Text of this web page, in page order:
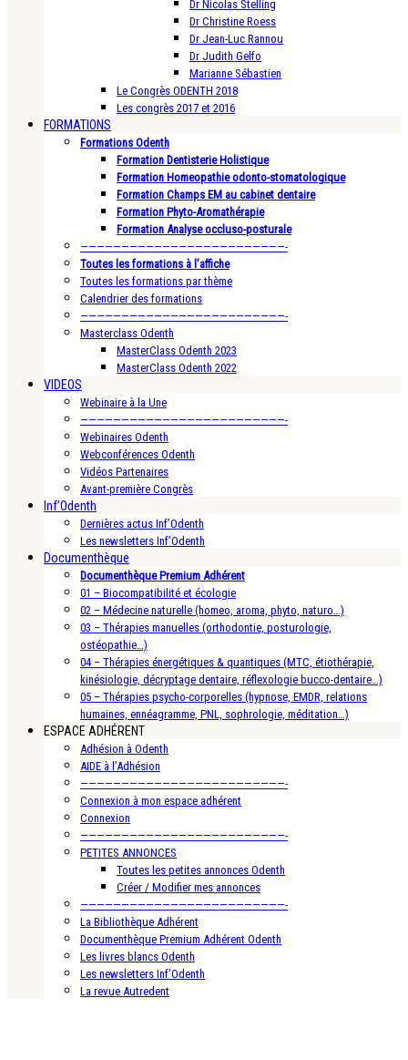
Dr Nicolas Stelling
Dr Christine Roess
Dr Jean-Luc Rannou
Dr Judith Gelfo
Marianne Sébastien
Le Congrès ODENTH 2018
Les congrès 2017 et 2016
FORMATIONS
Formations Odenth
Formation Dentisterie Holistique
Formation Homeopathie odonto-stomatologique
Formation Champs EM au cabinet dentaire
Formation Phyto-Aromathérapie
Formation Analyse occluso-posturale
—————————————————————————-
Toutes les formations à l’affiche
Toutes les formations par thème
Calendrier des formations
—————————————————————————-
Masterclass Odenth
MasterClass Odenth 2023
MasterClass Odenth 2022
VIDEOS
Webinaire à la Une
—————————————————————————-
Webinaires Odenth
Webconférences Odenth
Vidéos Partenaires
Avant-première Congrès
Inf’Odenth
Dernières actus Inf’Odenth
Les newsletters Inf’Odenth
Documenthèque
Documenthèque Premium Adhérent
01 – Biocompatibilité et écologie
02 – Médecine naturelle (homeo, aroma, phyto, naturo…)
03 – Thérapies manuelles (orthodontie, posturologie,
ostéopathie…)
04 – Thérapies énergétiques & quantiques (MTC, étiothérapie,
kinésiologie, décryptage dentaire, réflexologie bucco-dentaire…)
05 – Thérapies psycho-corporelles (hypnose, EMDR, relations
humaines, ennéagramme, PNL, sophrologie, méditation…)
ESPACE ADHÉRENT
Adhésion à Odenth
AIDE à l’Adhésion
—————————————————————————-
Connexion à mon espace adhérent
Connexion
—————————————————————————-
PETITES ANNONCES
Toutes les petites annonces Odenth
Créer / Modifier mes annonces
—————————————————————————-
La Bibliothèque Adhérent
Documenthèque Premium Adhérent Odenth
Les livres blancs Odenth
Les newsletters Inf’Odenth
La revue Autredent